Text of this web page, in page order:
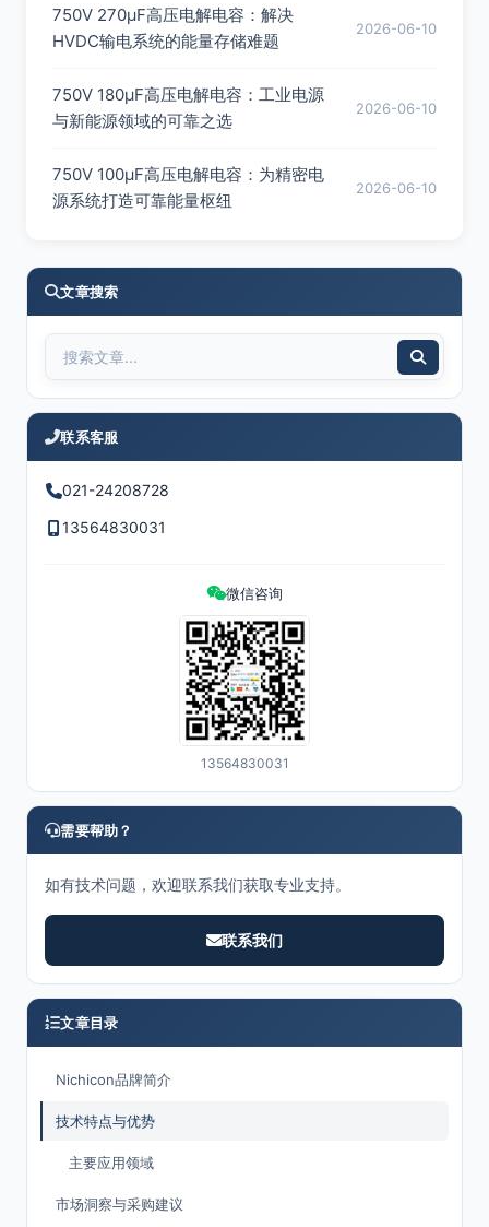
750V 270μF高压电解电容：解决
HVDC输电系统的能量存储难题
2026-06-10
750V 180μF高压电解电容：工业电源
与新能源领域的可靠之选
2026-06-10
750V 100μF高压电解电容：为精密电
源系统打造可靠能量枢纽
2026-06-10
文章搜索
联系客服
021-24208728
13564830031
微信咨询
13564830031
需要帮助？
如有技术问题，欢迎联系我们获取专业支持。
联系我们
文章目录
Nichicon品牌简介
技术特点与优势
主要应用领域
市场洞察与采购建议